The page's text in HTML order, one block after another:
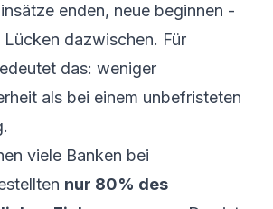
enden, neue beginnen -
Lücken dazwischen. Für
das: weniger
als bei einem unbefristeten
viele Banken bei
nur 80% des